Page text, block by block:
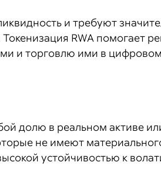
и требуют
RWA помогает
и торговлю ими в
долю в реальном активе
не имеют
устойчивостью к